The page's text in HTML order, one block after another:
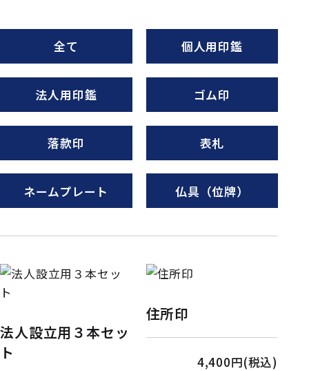
全て 個人用印鑑
法人用印鑑 ゴム印
落款印 表札
ネームプレート 仏具（位牌）
法人設立用３本セッ
ト
住所印
4,400円(税込)